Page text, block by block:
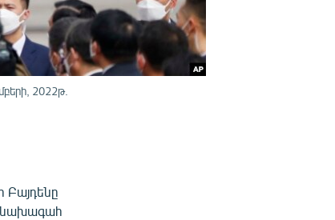
2022թ.
Բայդենը
նախագահ